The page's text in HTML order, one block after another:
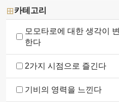
border_all카테고리
모모타로에 대한 생각이 변
한다
2가지 시점으로 즐긴다
기비의 영력을 느낀다